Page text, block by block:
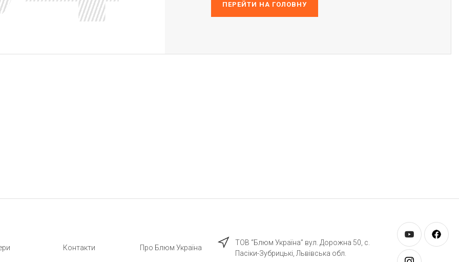
ПЕРЕЙТИ НА ГОЛОВНУ
Контакти Про Блюм Україна
ТОВ “Блюм Україна” вул. Дорожна 50, c.
Пасіки-Зубрицькі, Львівська обл.